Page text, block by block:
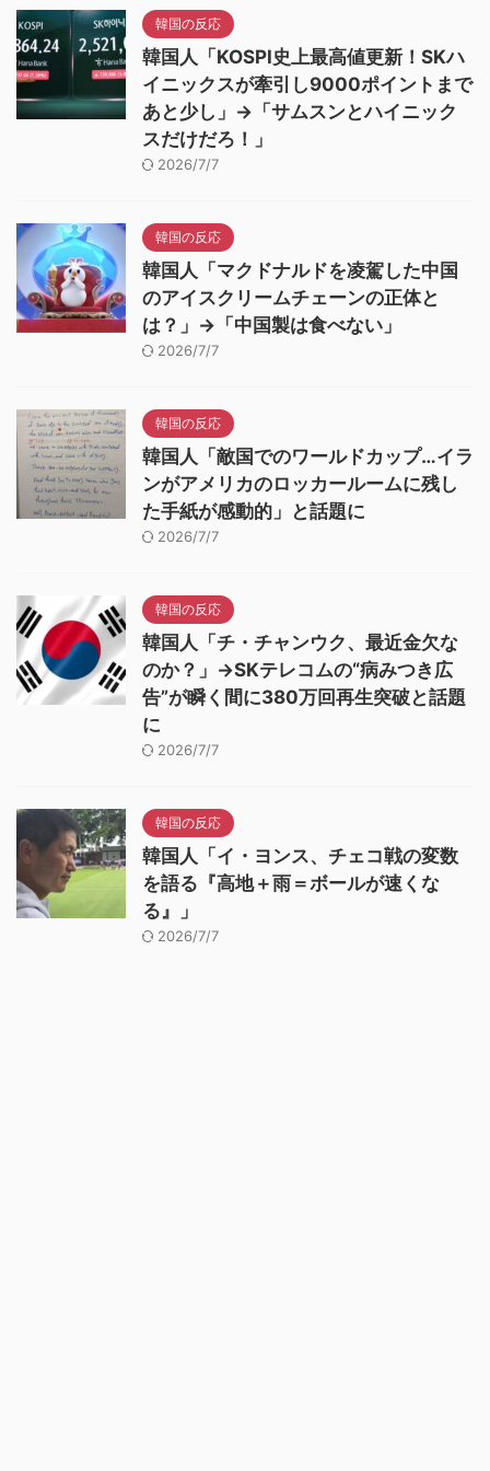
韓国の反応
韓国人「KOSPI史上最高値更新！SKハ
イニックスが牽引し9000ポイントまで
あと少し」→「サムスンとハイニック
スだけだろ！」
2026/7/7
韓国の反応
韓国人「マクドナルドを凌駕した中国
のアイスクリームチェーンの正体と
は？」→「中国製は食べない」
2026/7/7
韓国の反応
韓国人「敵国でのワールドカップ…イラ
ンがアメリカのロッカールームに残し
た手紙が感動的」と話題に
2026/7/7
韓国の反応
韓国人「チ・チャンウク、最近金欠な
のか？」→SKテレコムの“病みつき広
告”が瞬く間に380万回再生突破と話題
に
2026/7/7
韓国の反応
韓国人「イ・ヨンス、チェコ戦の変数
を語る『高地＋雨＝ボールが速くな
る』」
2026/7/7